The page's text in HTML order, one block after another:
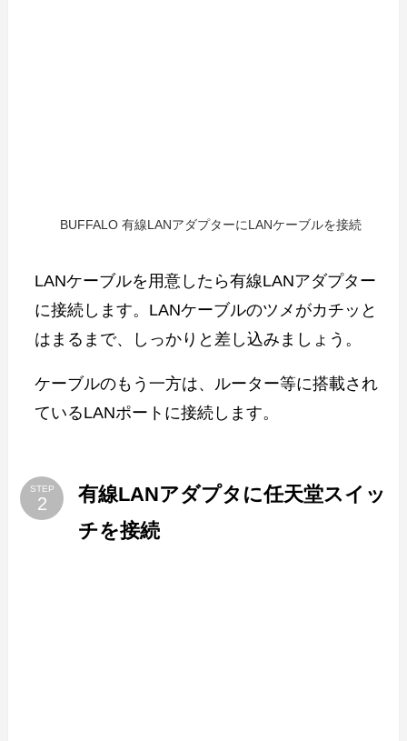
BUFFALO 有線LANアダプターにLANケーブルを接続
LANケーブルを用意したら有線LANアダプター
に接続します。LANケーブルのツメがカチッと
はまるまで、しっかりと差し込みましょう。
ケーブルのもう一方は、ルーター等に搭載され
ているLANポートに接続します。
STEP
有線LANアダプタに任天堂スイッ
チを接続